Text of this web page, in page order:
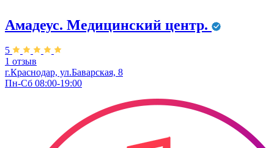
Амадеус. Медицинский центр.
5
1 отзыв
г.Краснодар, ул.Баварская, 8
Пн-Сб 08:00-19:00